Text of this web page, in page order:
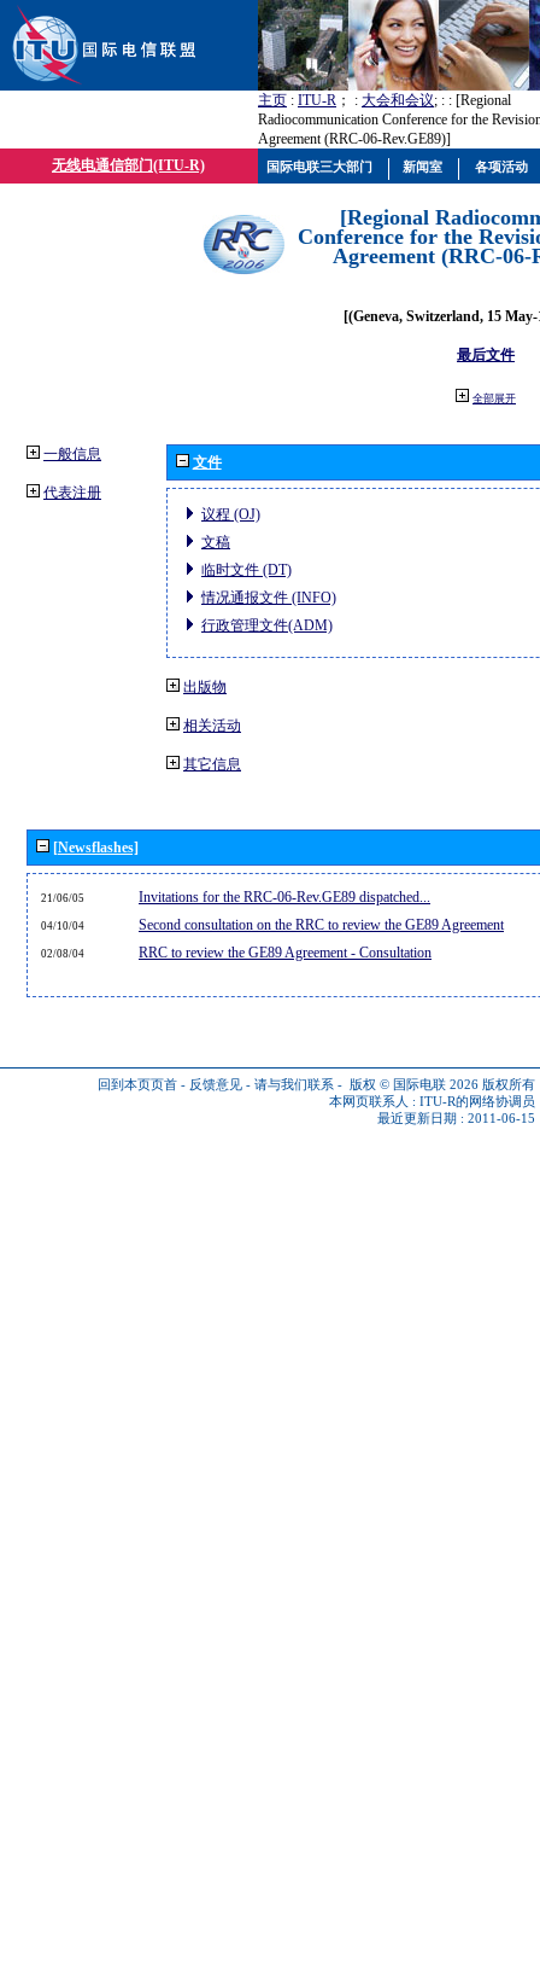
主页 : ITU-R ； : 大会和会议; : : [Regional
Radiocommunication Conference for the
Agreement (RRC-06-Rev.GE89)]
无线电通信部门(ITU-R)
[Regional
Conference for the
Agreement (RRC-06-
[(Geneva, Switzerland, 15
最后文件
全部展开
一般信息
代表注册
文件
议程 (OJ)
文稿
临时文件 (DT)
情况通报文件 (INFO)
行政管理文件(ADM)
出版物
相关活动
其它信息
[Newsflashes]
21/06/05 Invitations for the RRC-06-Rev.GE89 dispatched...
04/10/04 Second consultation on the RRC to review the GE89 Agreement
02/08/04 RRC to review the GE89 Agreement - Consultation
回到本页页首 - 反馈意见 - 请与我们联系 - 版权 © 国际电联 2026 版权所有
本网页联系人 : ITU-R的网络协调员
最近更新日期 : 2011-06-15
国际电联三大部门 新闻室 各项活动